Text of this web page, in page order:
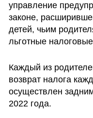
управление
законе,
детей, чьим
льготные
Каждый из
возврат налога
осуществлен
2022 года.